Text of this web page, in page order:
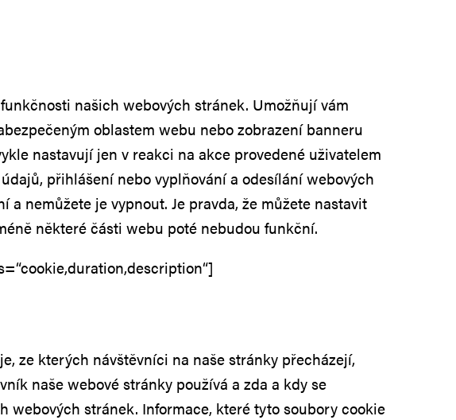
našich webových stránek. Umožňují vám
oblastem webu nebo zobrazení banneru
nastavují jen v reakci na akce provedené uživatelem
přihlášení nebo vyplňování a odesílání webových
nemůžete je vypnout. Je pravda, že můžete nastavit
některé části webu poté nebudou funkční.
ze kterých návštěvníci na naše stránky přecházejí,
naše webové stránky používá a zda a kdy se
webových stránek. Informace, které tyto soubory cookie